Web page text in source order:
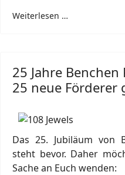
Weiterlesen …
25 Jahre
25 neue Förderer
Das 25. Jubiläum von
steht bevor. Daher
Sache an Euch wenden: